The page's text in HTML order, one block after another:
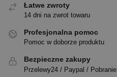
Łatwe zwroty
14 dni na zwrot towaru
Profesjonalna pomoc
Pomoc w doborze produktu
Bezpieczne zakupy
Przelewy24 / Paypal / Pobranie